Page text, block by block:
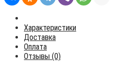
Характеристики
Доставка
Оплата
Отзывы (0)